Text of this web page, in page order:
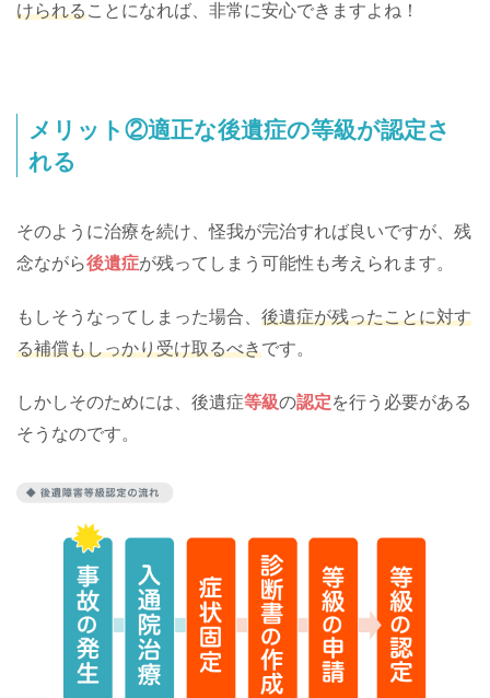
けられることになれば、非常に安心できますよね！
メリット②適正な後遺症の等級が認定さ
れる
そのように治療を続け、怪我が完治すれば良いですが、残
念ながら後遺症が残ってしまう可能性も考えられます。
もしそうなってしまった場合、 後遺症が残ったことに対す
る補償もしっかり受け取るべきです。
しかしそのためには、後遺症等級の認定を行う必要がある
そうなのです。